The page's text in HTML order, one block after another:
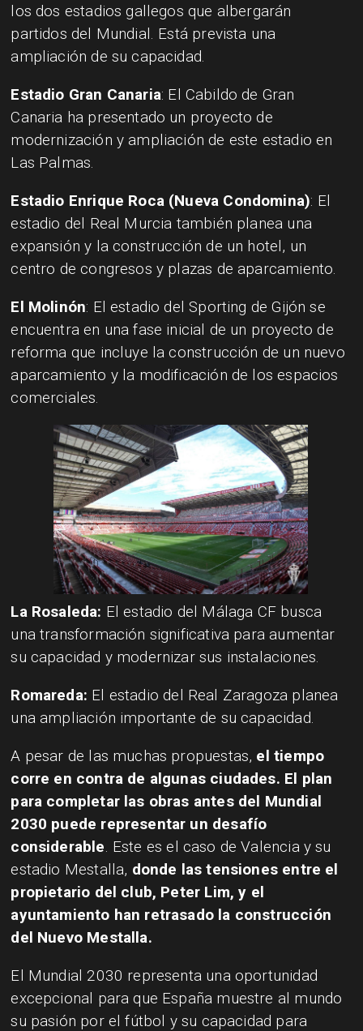
los dos estadios gallegos que albergarán
partidos del Mundial. Está prevista una
ampliación de su capacidad.
Estadio Gran Canaria: El Cabildo de Gran
Canaria ha presentado un proyecto de
modernización y ampliación de este estadio en
Las Palmas.
Estadio Enrique Roca (Nueva Condomina): El
estadio del Real Murcia también planea una
expansión y la construcción de un hotel, un
centro de congresos y plazas de aparcamiento.
El Molinón: El estadio del Sporting de Gijón se
encuentra en una fase inicial de un proyecto de
reforma que incluye la construcción de un nuevo
aparcamiento y la modificación de los espacios
comerciales.
La Rosaleda: El estadio del Málaga CF busca
una transformación significativa para aumentar
su capacidad y modernizar sus instalaciones.
Romareda: El estadio del Real Zaragoza planea
una ampliación importante de su capacidad.
A pesar de las muchas propuestas, el tiempo
corre en contra de algunas ciudades. El plan
para completar las obras antes del Mundial
2030 puede representar un desafío
considerable. Este es el caso de Valencia y su
estadio Mestalla, donde las tensiones entre el
propietario del club, Peter Lim, y el
ayuntamiento han retrasado la construcción
del Nuevo Mestalla.
El Mundial 2030 representa una oportunidad
excepcional para que España muestre al mundo
su pasión por el fútbol y su capacidad para